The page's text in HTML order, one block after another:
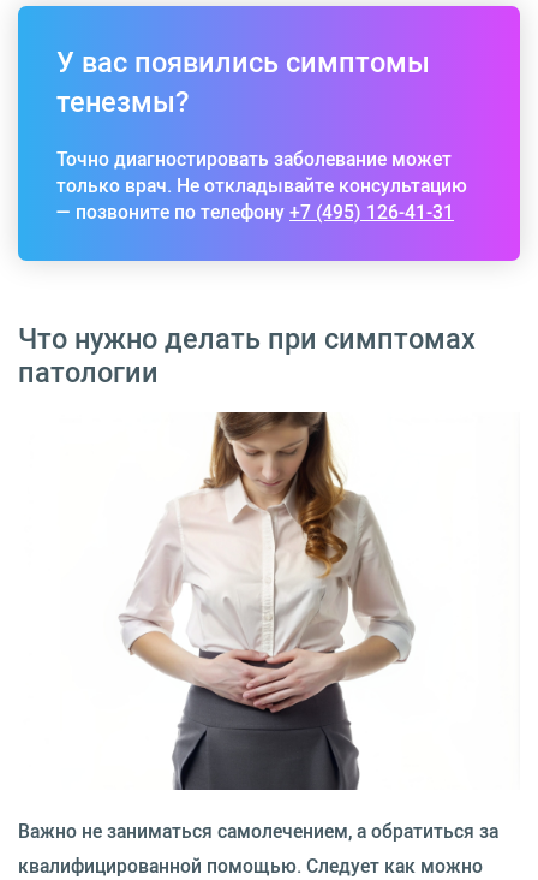
У вас появились симптомы
тенезмы?
Точно диагностировать заболевание может
только врач. Не откладывайте консультацию
— позвоните по телефону+7 (495) 126-41-31
Что нужно делать при симптомах
патологии
Важно не заниматься самолечением, а обратиться за
квалифицированной помощью. Следует как можно